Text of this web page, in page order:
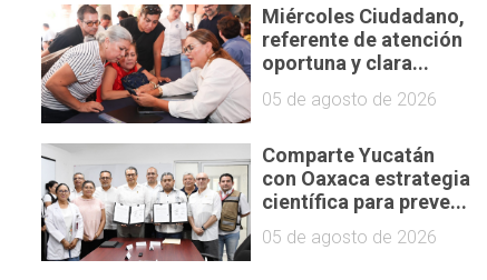
Miércoles Ciudadano,
referente de atención
oportuna y clara...
05 de agosto de 2026
Comparte Yucatán
con Oaxaca estrategia
científica para preve...
05 de agosto de 2026